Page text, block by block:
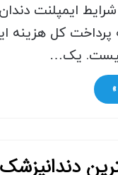
ایمپلنت
پرداخت کل هزینه
یک…